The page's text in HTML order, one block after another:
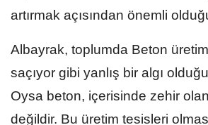
artırmak açısından önemli
Albayrak, toplumda Beton
saçıyor gibi yanlış bir algı
Oysa beton, içerisinde zehir
değildir. Bu üretim tesisleri